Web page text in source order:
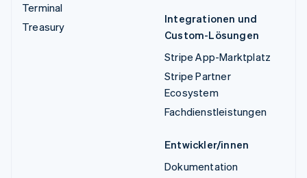
Terminal
Treasury
Integrationen und
Custom-Lösungen
Stripe App-Marktplatz
Stripe Partner
Ecosystem
Fachdienstleistungen
Entwickler/innen
Dokumentation